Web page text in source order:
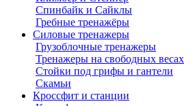
Спинбайк и Сайклы
Гребные тренажёры
Силовые тренажеры
Грузоблочные тренажеры
Тренажеры на свободных весах
Стойки под грифы и гантели
Скамьи
Кроссфит и станции